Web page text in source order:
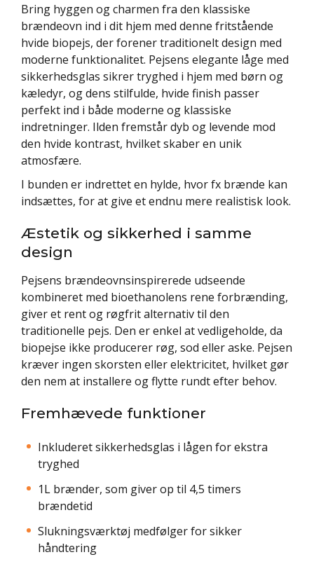
Bring hyggen og charmen fra den klassiske
brændeovn ind i dit hjem med denne fritstående
hvide biopejs, der forener traditionelt design med
moderne funktionalitet. Pejsens elegante låge med
sikkerhedsglas sikrer tryghed i hjem med børn og
kæledyr, og dens stilfulde, hvide finish passer
perfekt ind i både moderne og klassiske
indretninger. Ilden fremstår dyb og levende mod
den hvide kontrast, hvilket skaber en unik
atmosfære.
I bunden er indrettet en hylde, hvor fx brænde kan
indsættes, for at give et endnu mere realistisk look.
Æstetik og sikkerhed i samme
design
Pejsens brændeovnsinspirerede udseende
kombineret med bioethanolens rene forbrænding,
giver et rent og røgfrit alternativ til den
traditionelle pejs. Den er enkel at vedligeholde, da
biopejse ikke producerer røg, sod eller aske. Pejsen
kræver ingen skorsten eller elektricitet, hvilket gør
den nem at installere og flytte rundt efter behov.
Fremhævede funktioner
Inkluderet sikkerhedsglas i lågen for ekstra
tryghed
1L brænder, som giver op til 4,5 timers
brændetid
Slukningsværktøj medfølger for sikker
håndtering